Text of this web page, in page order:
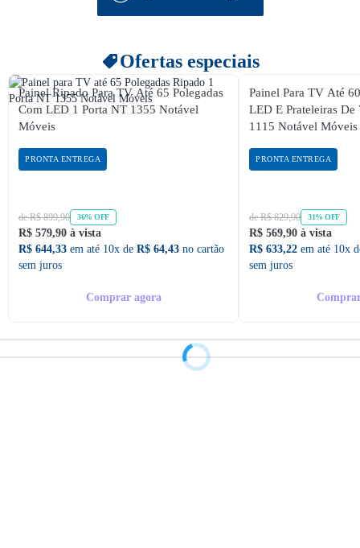
Ofertas especiais
Painel Ripado Para TV Até 65 Polegadas
Com LED 1 Porta NT 1355 Notável
Móveis
PRONTA ENTREGA
de R$ 899,90 36% OFF
R$ 579,90 à vista
R$ 644,33 em até 10x de R$ 64,43 no cartão
sem juros
Comprar agora
Painel Para TV Até
LED E Prateleiras
1115 Notável Móveis
PRONTA ENTREGA
de R$ 829,90 31% OFF
R$ 569,90 à vista
R$ 633,22 em até 10x
sem juros